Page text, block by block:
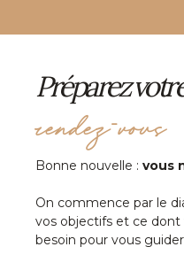
Préparez
rendez-vous
Bonne nouvelle : vous
On commence par le
vos objectifs et ce
besoin pour vous